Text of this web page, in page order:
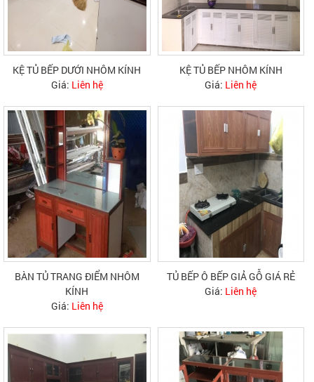
KỆ TỦ BẾP DƯỚI NHÔM KÍNH
Giá: Liên hệ
KỆ TỦ BẾP NHÔM KÍNH
Giá: Liên hệ
BÀN TỦ TRANG ĐIỂM NHÔM
KÍNH
Giá: Liên hệ
TỦ BẾP Ô BẾP GIẢ GỖ GIÁ RẺ
Giá: Liên hệ